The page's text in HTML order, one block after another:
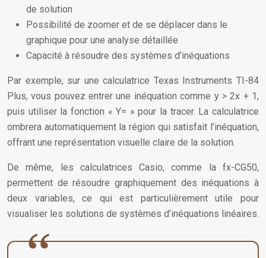
de solution
Possibilité de zoomer et de se déplacer dans le
graphique pour une analyse détaillée
Capacité à résoudre des systèmes d’inéquations
Par exemple, sur une calculatrice Texas Instruments TI-84
Plus, vous pouvez entrer une inéquation comme y > 2x + 1,
puis utiliser la fonction « Y= » pour la tracer. La calculatrice
ombrera automatiquement la région qui satisfait l’inéquation,
offrant une représentation visuelle claire de la solution.
De même, les calculatrices Casio, comme la fx-CG50,
permettent de résoudre graphiquement des inéquations à
deux variables, ce qui est particulièrement utile pour
visualiser les solutions de systèmes d’inéquations linéaires.